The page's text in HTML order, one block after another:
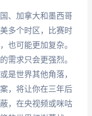
、加拿大和墨西哥
多个时区，比赛时
也可能更加复杂。
需求只会更强烈。
是世界其他角落，
，将让你在三年后
，在央视频或咪咕